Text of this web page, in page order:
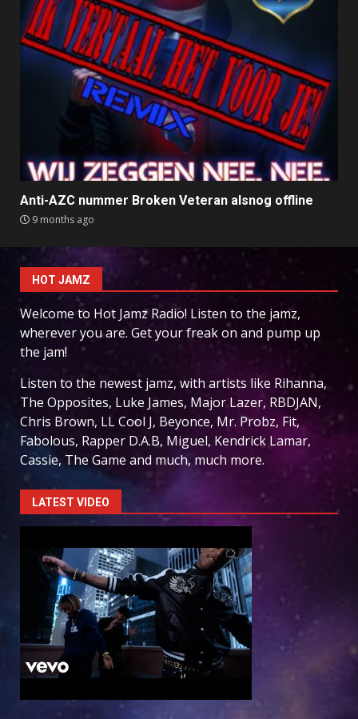
Anti-AZC nummer Broken Veteran alsnog offline
9 months ago
HOT JAMZ
Welcome to Hot Jamz Radio! Listen to the jamz,
wherever you are. Get your freak on and pump up
the jam!
Listen to the newest jamz, with artists like Rihanna,
The Opposites, Luke James, Major Lazer, RBDJAN,
Chris Brown, LL Cool J, Beyonce, Mr. Probz, Fit,
Fabolous, Rapper D.A.B, Miguel, Kendrick Lamar,
Cassie, The Game and much, much more.
LATEST VIDEO